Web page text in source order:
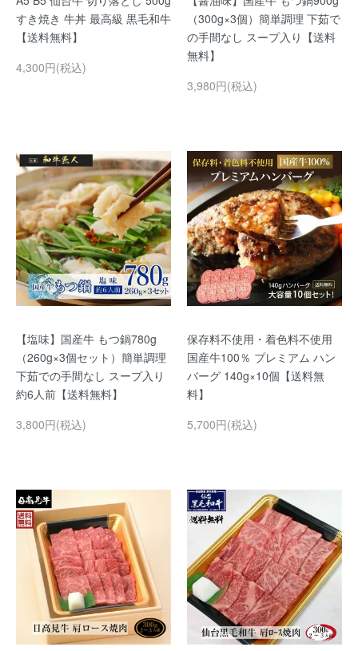
すき焼き 牛丼 最高級 黒毛和牛
【送料無料】
4,300円(税込)
（300g×3個）簡単調理 下茹で
の手間なし スープ入り【送料
無料】
3,980円(税込)
【塩味】国産牛 もつ鍋780g
（260g×3個セット）簡単調理
下茹での手間なし スープ入り
約6人前【送料無料】
3,800円(税込)
保存料不使用・着色料不使用
国産牛100％ プレミアム ハン
バーグ 140g×10個【送料無
料】
5,700円(税込)